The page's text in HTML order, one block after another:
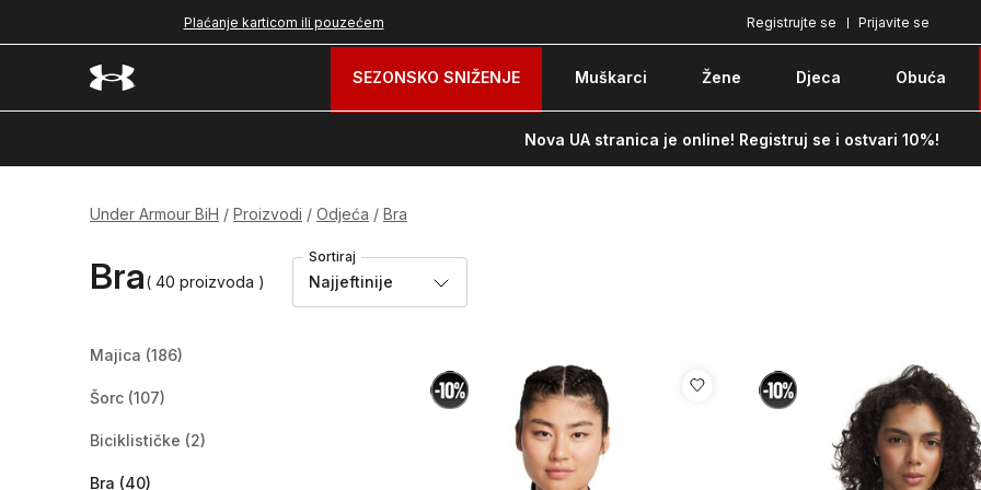
Plaćanje karticom ili pouzećem Pozovite nas na: 051/490-130 Besplatna
Prijavite se
Registrujte se
SEZONSKO SNIŽENJE Muškarci Žene Djeca Obuća
Nova UA stranica je online! Registruj se i ostvari 10%!
Under Armour BiH Proizvodi Odjeća Bra
Bra( 40 proizvoda )
Sortiraj
Najjeftinije
Majica (186)
Šorc (107)
Biciklističke (2)
Bra (40)